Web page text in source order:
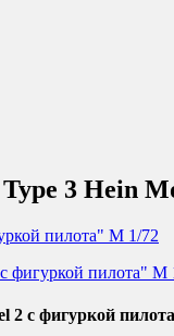
3 Hein
2 c фигуркой